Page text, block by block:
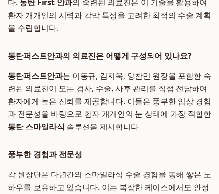
다. 동탄 First 안과의 숙련된 의료진은 이 기술을 활용하여
환자 개개인의 시력과 각막 특성을 고려한 최적의 수술 계획
을 수립합니다.
동탄퍼스트안과의 의료진은 어떻게 구성되어 있나요?
동탄퍼스트안과는 이동규, 김지욱, 양찬민 원장을 포함한 숙
련된 의료진이 모든 검사, 수술, 사후 관리를 직접 전담하여
환자에게 높은 신뢰를 제공합니다. 이들은 풍부한 임상 경험
과 전문성을 바탕으로 환자 개개인의 눈 상태에 가장 적합한
동탄 스마일라식 솔루션을 제시합니다.
풍부한 경험과 전문성
각 원장단은 다년간의 스마일라식 수술 경험을 통해 쌓은 노
하우를 보유하고 있습니다. 이는 복잡한 케이스에서도 안정